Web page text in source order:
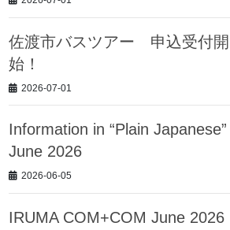
佐渡市バスツアー 申込受付開
始！
2026-07-01
Information in “Plain Japanese”
June 2026
2026-06-05
IRUMA COM+COM June 2026